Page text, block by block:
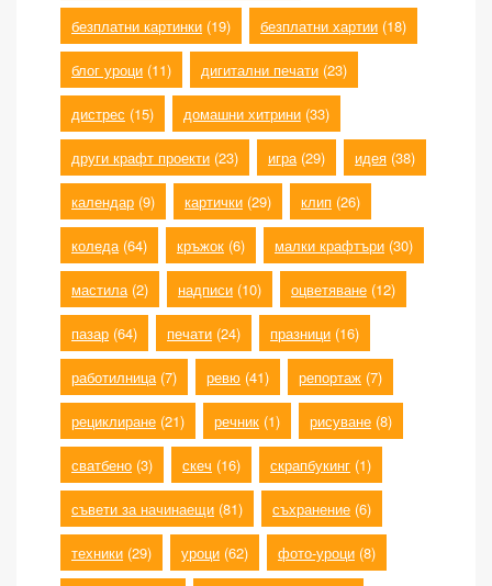
безплатни картинки (19) безплатни хартии (18)
блог уроци (11) дигитални печати (23)
дистрес (15) домашни хитрини (33)
други крафт проекти (23) игра (29) идея (38)
календар (9) картички (29) клип (26)
коледа (64) кръжок (6) малки крафтъри (30)
мастила (2) надписи (10) оцветяване (12)
пазар (64) печати (24) празници (16)
работилница (7) ревю (41) репортаж (7)
рециклиране (21) речник (1) рисуване (8)
сватбено (3) скеч (16) скрапбукинг (1)
съвети за начинаещи (81) съхранение (6)
техники (29) уроци (62) фото-уроци (8)